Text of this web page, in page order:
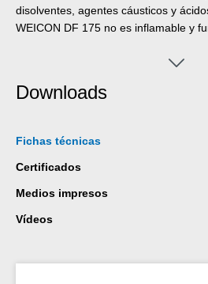
disolventes, agentes cáusticos y
WEICON DF 175 no es inflamable y
(+464 °F). A diferencia de otros
WEICON DF 175 es en sí mismo el
permanentemente blando y elástico.
(12 mm x 0,1 mm x 12 m).
Downloads
Fichas técnicas
Certificados
Medios impresos
Vídeos